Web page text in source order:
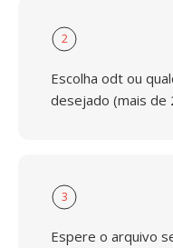
2
Escolha odt ou
desejado (mais
3
Espere o arquivo